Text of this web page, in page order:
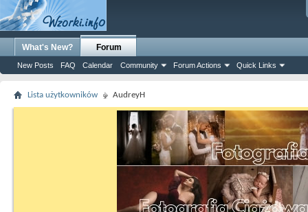
What's New? Forum
New Posts FAQ Calendar Community Forum Actions Quick Links
Lista użytkowników AudreyH